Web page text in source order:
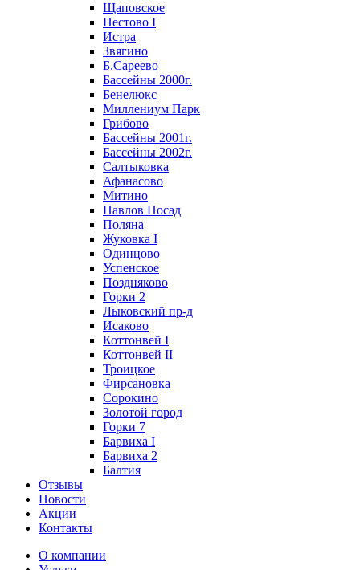
Щаповское
Пестово I
Истра
Звягино
Б.Сареево
Бассейны 2000г.
Бенелюкс
Миллениум Парк
Грибово
Бассейны 2001г.
Бассейны 2002г.
Салтыковка
Афанасово
Митино
Павлов Посад
Поляна
Жуковка I
Одинцово
Успенское
Поздняково
Горки 2
Лыковский пр-д
Исаково
Коттонвей I
Коттонвей II
Троицкое
Фирсановка
Сорокино
Золотой город
Горки 7
Барвиха I
Барвиха 2
Балтия
Отзывы
Новости
Акции
Контакты
О компании